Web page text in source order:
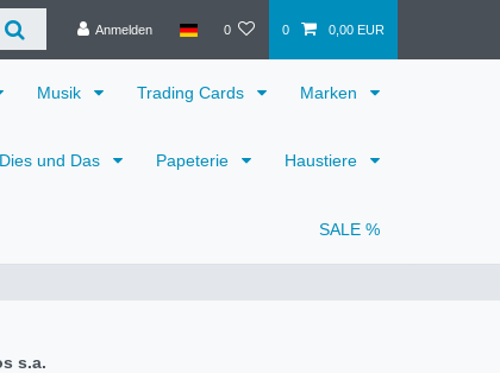
Anmelden 0 0 0,00 EUR
Musik Trading Cards Marken
Dies und Das Papeterie Haustiere
SALE %
s.a.